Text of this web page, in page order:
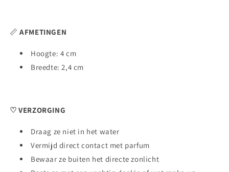
📏 AFMETINGEN
Hoogte: 4 cm
Breedte: 2,4 cm
♡ VERZORGING
Draag ze niet in het water
Vermijd direct contact met parfum
Bewaar ze buiten het directe zonlicht